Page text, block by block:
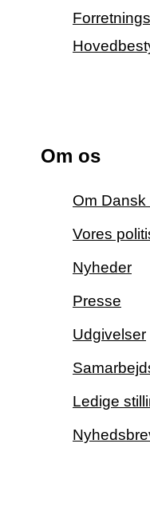
Om os
Om Dansk
Vores
Nyheder
Presse
Udgivelser
Ledige